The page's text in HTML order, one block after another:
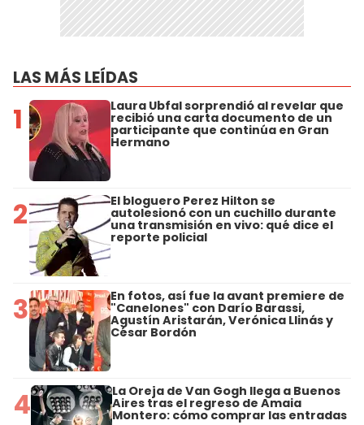
LAS MÁS LEÍDAS
1 Laura Ubfal sorprendió al revelar que
recibió una carta documento de un
participante que continúa en Gran
Hermano
2 El bloguero Perez Hilton se
autolesionó con un cuchillo durante
una transmisión en vivo: qué dice el
reporte policial
3 En fotos, así fue la avant premiere de
"Canelones" con Darío Barassi,
Agustín Aristarán, Verónica Llinás y
César Bordón
4 La Oreja de Van Gogh llega a Buenos
Aires tras el regreso de Amaia
Montero: cómo comprar las entradas